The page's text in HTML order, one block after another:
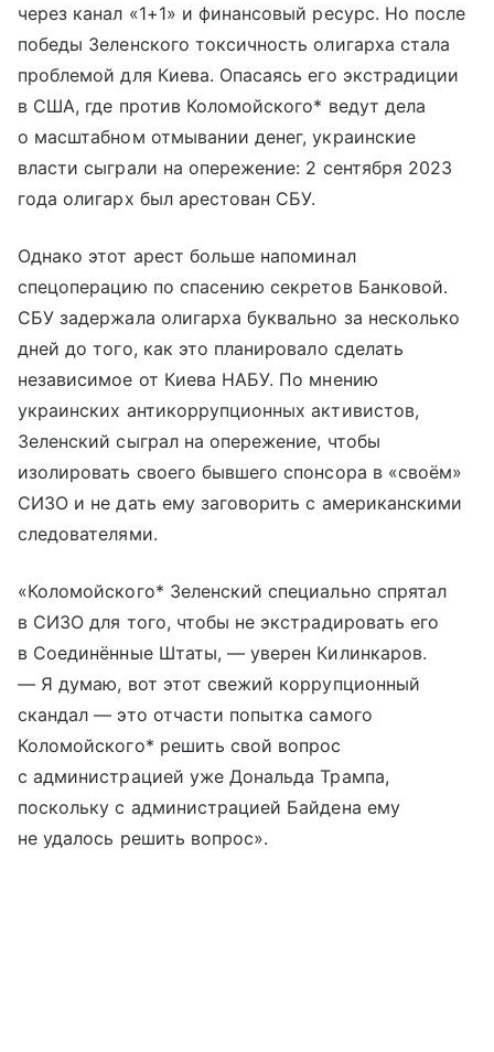
через канал «1+1» и финансовый ресурс. Но после
победы Зеленского токсичность олигарха стала
проблемой для Киева. Опасаясь его экстрадиции
в США, где против Коломойского* ведут дела
о масштабном отмывании денег, украинские
власти сыграли на опережение: 2 сентября 2023
года олигарх был арестован СБУ.
Однако этот арест больше напоминал
спецоперацию по спасению секретов Банковой.
СБУ задержала олигарха буквально за несколько
дней до того, как это планировало сделать
независимое от Киева НАБУ. По мнению
украинских антикоррупционных активистов,
Зеленский сыграл на опережение, чтобы
изолировать своего бывшего спонсора в «своём»
СИЗО и не дать ему заговорить с американскими
следователями.
«Коломойского* Зеленский специально спрятал
в СИЗО для того, чтобы не экстрадировать его
в Соединённые Штаты, — уверен Килинкаров.
— Я думаю, вот этот свежий коррупционный
скандал — это отчасти попытка самого
Коломойского* решить свой вопрос
с администрацией уже Дональда Трампа,
поскольку с администрацией Байдена ему
не удалось решить вопрос».